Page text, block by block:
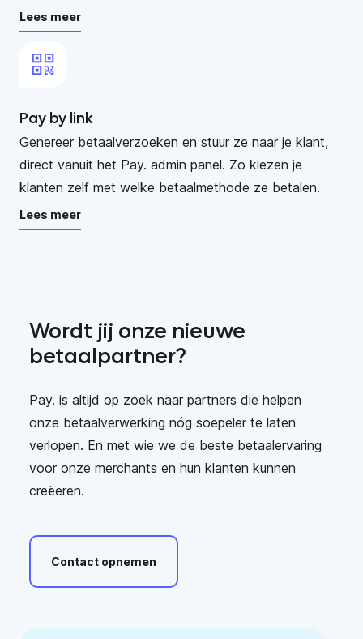
Lees meer
Pay by link
Genereer betaalverzoeken en stuur ze naar je klant,
direct vanuit het Pay. admin panel. Zo kiezen je
klanten zelf met welke betaalmethode ze betalen.
Lees meer
Wordt jij onze nieuwe
betaalpartner?
Pay. is altijd op zoek naar partners die helpen
onze betaalverwerking nóg soepeler te laten
verlopen. En met wie we de beste betaalervaring
voor onze merchants en hun klanten kunnen
creëeren.
Contact opnemen